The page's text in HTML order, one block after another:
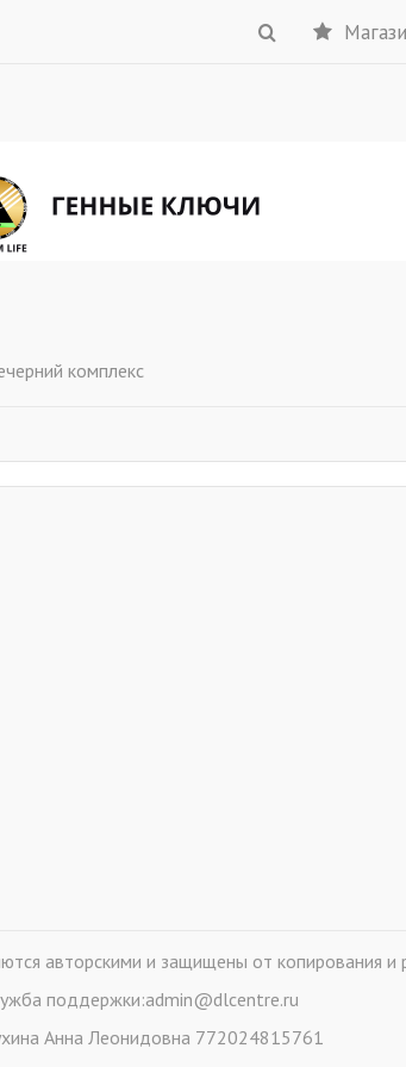
комплекс
авторскими и защищены от копирования и
поддержки:admin@dlcentre.ru
Анна Леонидовна 772024815761